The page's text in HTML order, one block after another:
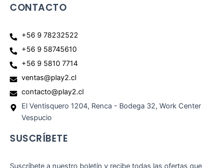
CONTACTO
+56 9 78232522
+56 9 58745610
+56 9 5810 7714
ventas@play2.cl
contacto@play2.cl
El Ventisquero 1204, Renca - Bodega 32, Work Center
Vespucio
SUSCRÍBETE
Suscríbete a nuestro boletín y recibe todas las ofertas que